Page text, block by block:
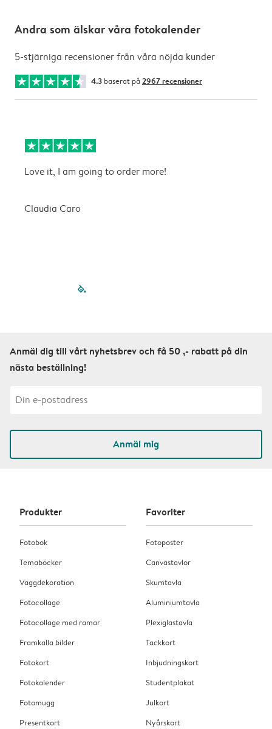
Andra som älskar våra fotokalender
5-stjärniga recensioner från våra nöjda kunder
4.3 baserat på 2967 recensioner
Love it, I am going to order more!
Claudia Caro
filled-pagination
Anmäl dig till vårt nyhetsbrev och få 50 ,- rabatt på din
nästa beställning!
Anmäl mig
Produkter
Fotobok
Temaböcker
Väggdekoration
Fotocollage
Fotocollage med ramar
Framkalla bilder
Fotokort
Fotokalender
Fotomugg
Presentkort
Favoriter
Fotoposter
Canvastavlor
Skumtavla
Aluminiumtavla
Plexiglastavla
Tackkort
Inbjudningskort
Studentplakat
Julkort
Nyårskort